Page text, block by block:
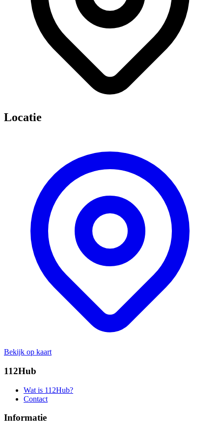
Locatie
Bekijk op kaart
112Hub
Wat is 112Hub?
Contact
Informatie